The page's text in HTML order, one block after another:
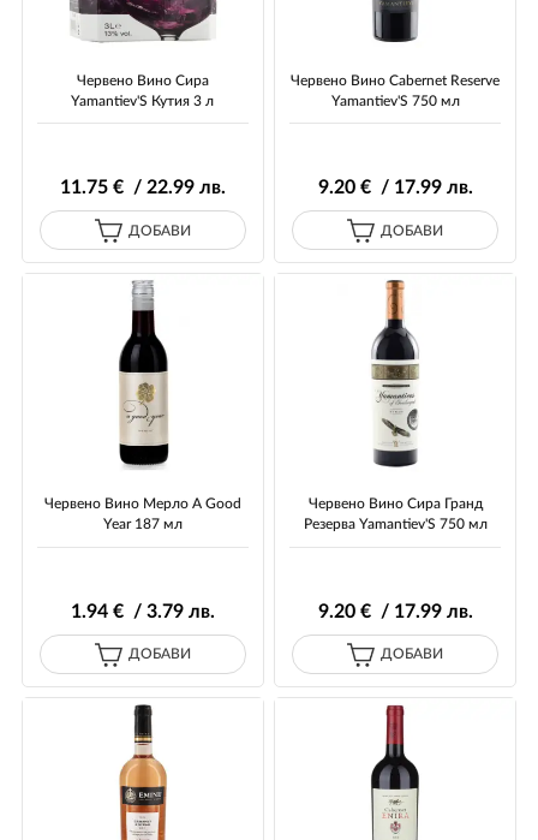
Червено Вино Сира
Yamantiev'S Кутия 3 л
11.75€ / 22.99лв.
ДОБАВИ
Червено Вино Cabernet Reserve
Yamantiev'S 750 мл
9.20€ / 17.99лв.
ДОБАВИ
Червено Вино Мерло A Good
Year 187 мл
1.94€ / 3.79лв.
ДОБАВИ
Червено Вино Сира Гранд
Резерва Yamantiev'S 750 мл
9.20€ / 17.99лв.
ДОБАВИ